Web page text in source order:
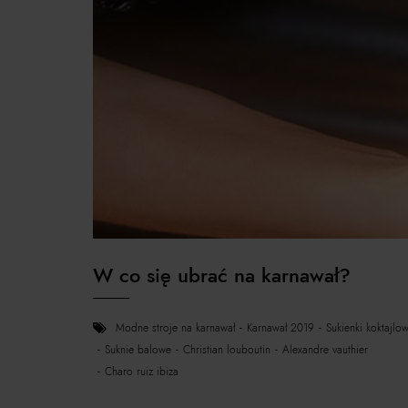
W co się ubrać na karnawał?
modne stroje na karnawał karnawał 2019
sukienki
suknie balowe
christian louboutin
alexandre vauthier
charo ruiz ibiza